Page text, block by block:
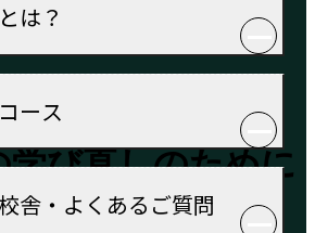
は？
ース
舎・よくあるご質問
学び直しのために